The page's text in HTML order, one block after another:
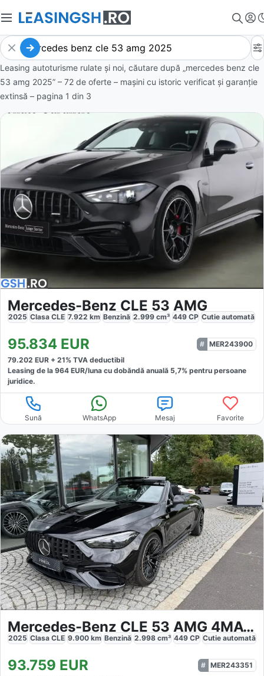
Leasing autoturisme rulate și noi, căutare după „mercedes benz cle
53 amg 2025” – 72 de oferte – mașini cu istoric verificat și garanție
extinsă – pagina 1 din 3
Mercedes-Benz CLE 53 AMG
2025 Clasa CLE 7.922 km Benzină 2.999 cm³ 449 CP Cutie automată
95.834 EUR
MER243900
79.202 EUR + 21% TVA deductibil
Leasing de la 964 EUR/luna cu dobăndă anuală 5,7% pentru persoane
juridice.
Sună WhatsApp Mesaj Favorite
Mercedes-Benz CLE 53 AMG 4MATIC Premium Performance
2025 Clasa CLE 9.900 km Benzină 2.998 cm³ 449 CP Cutie automată
93.759 EUR
MER243351